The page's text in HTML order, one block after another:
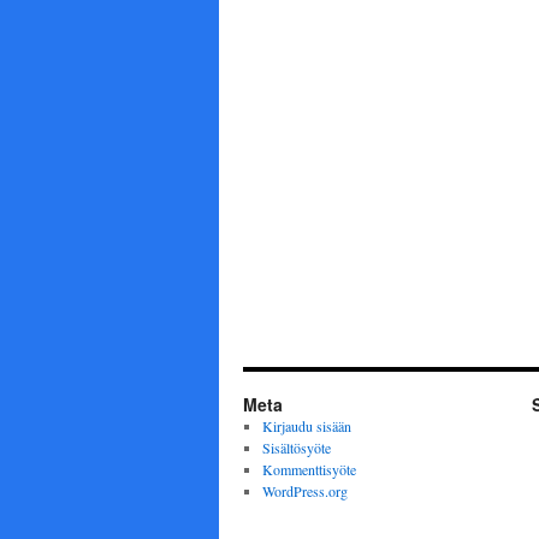
Meta
Kirjaudu sisään
Sisältösyöte
Kommenttisyöte
WordPress.org